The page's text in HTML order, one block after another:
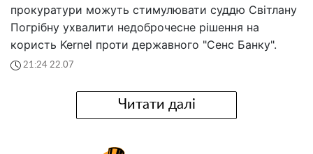
прокуратури можуть стимулювати суддю Світлану
Погрібну ухвалити недоброчесне рішення на
користь Kernel проти державного "Сенс Банку".
21:24 22.07
Читати далі